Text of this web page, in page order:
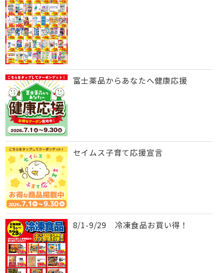
富士薬品からあなたへ健康応援
セイムス子育て応援宣言
8/1-9/29 冷凍食品お買い得！